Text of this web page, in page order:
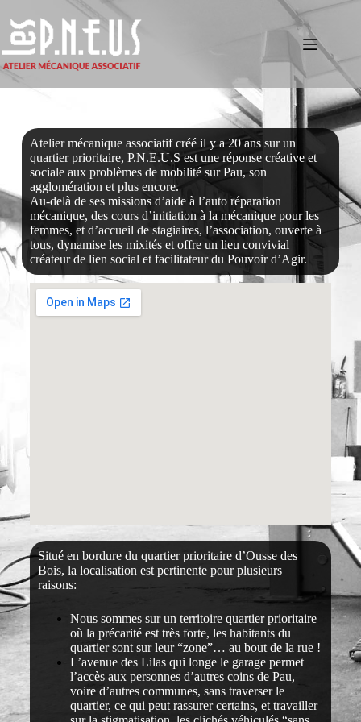
Atelier mécanique associatif créé il y a 20 ans sur un
quartier prioritaire, P.N.E.U.S est une réponse créative et
sociale aux problèmes de mobilité sur Pau, son
agglomération et plus encore.
Au-delà de ses missions d’aide à l’auto réparation
mécanique, des cours d’initiation à la mécanique pour les
femmes, et d’accueil de stagiaires, l’association, ouverte à
tous, dynamise les mixités et offre un lieu convivial
créateur de lien social et facilitateur du Pouvoir d’Agir.
Situé en bordure du quartier prioritaire d’Ousse des
Bois, la localisation est pertinente pour plusieurs
raisons:
Nous sommes sur un territoire quartier prioritaire
où la précarité est très forte, les habitants du
quartier sont sur leur “zone”… au bout de la rue !
L’avenue des Lilas qui longe le garage permet
l’accès aux personnes d’autres coins de Pau,
voire d’autres communes, sans traverser le
quartier, ce qui peut rassurer certains, et travailler